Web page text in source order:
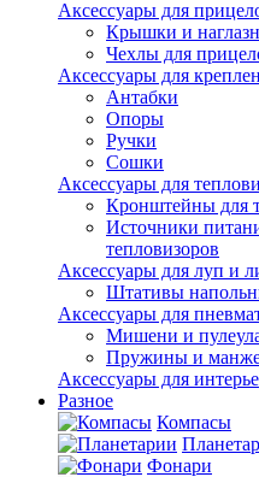
Аксессуары для
Крышки и
Чехлы для
Аксессуары для
Антабки
Опоры
Ручки
Сошки
Аксессуары для
Кронштейны для
Источники
тепловизоров
Аксессуары для луп и
Штативы
Аксессуары для
Мишени и
Пружины и
Аксессуары для
Разное
Компасы
Фонари